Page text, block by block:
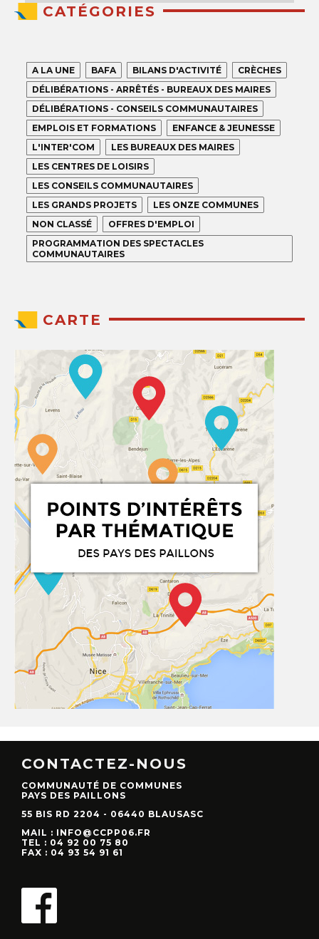
CATÉGORIES
A LA UNE BAFA BILANS D'ACTIVITÉ
CRÈCHES
DÉLIBÉRATIONS - ARRÊTÉS - BUREAUX DES MAIRES
DÉLIBÉRATIONS - CONSEILS COMMUNAUTAIRES
EMPLOIS ET FORMATIONS
ENFANCE & JEUNESSE
L'INTER'COM
LES BUREAUX DES MAIRES
LES CENTRES DE LOISIRS
LES CONSEILS COMMUNAUTAIRES
LES GRANDS PROJETS
LES ONZE COMMUNES
NON CLASSÉ
OFFRES D'EMPLOI
PROGRAMMATION DES SPECTACLES
COMMUNAUTAIRES
CARTE
CONTACTEZ-NOUS
COMMUNAUTÉ DE COMMUNES
PAYS DES PAILLONS
55 BIS RD 2204 - 06440 BLAUSASC
MAIL : INFO@CCPP06.FR
TEL : 04 92 00 75 80
FAX : 04 93 54 91 61